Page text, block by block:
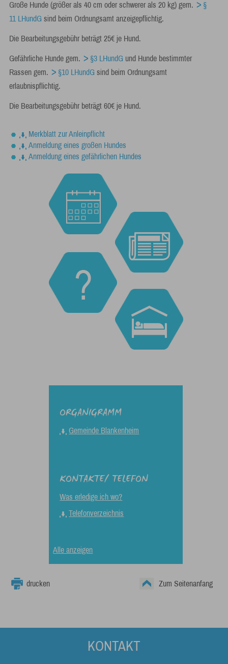
Große Hunde (größer als 40 cm oder schwerer als 20 kg) gem.
§
11 LHundG sind beim Ordnungsamt anzeigepflichtig.
Die Bearbeitungsgebühr beträgt 25€ je Hund.
Gefährliche Hunde gem. §3 LHundG und Hunde bestimmter
Rassen gem.
§10 LHundG sind beim Ordnungsamt
erlaubnispflichtig.
Die Bearbeitungsgebühr beträgt 60€ je Hund.
Merkblatt zur Anleinpflicht
Anmeldung eines großen Hundes
Anmeldung eines gefährlichen Hundes
ORGANIGRAMM
Gemeinde Blankenheim
KONTAKTE/ TELEFON
Was erledige ich wo?
Telefonverzeichnis
Alle anzeigen
drucken Zum Seitenanfang
KONTAKT